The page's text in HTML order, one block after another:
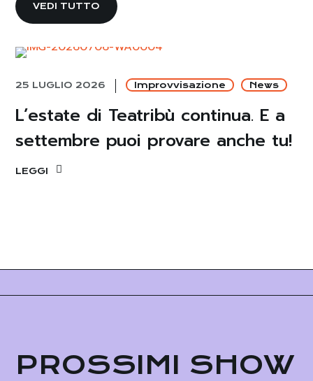
VEDI TUTTO
25 LUGLIO 2026 Improvvisazione News
L’estate di Teatribù continua. E a
settembre puoi provare anche tu!
LEGGI
PROSSIMI SHOW